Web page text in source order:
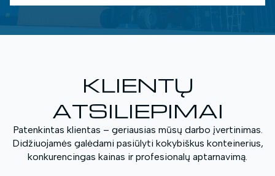
KLIENTŲ
ATSILIEPIMAI
Patenkintas klientas – geriausias mūsų darbo įvertinimas.
Didžiuojamės galėdami pasiūlyti kokybiškus konteinerius,
konkurencingas kainas ir profesionalų aptarnavimą.